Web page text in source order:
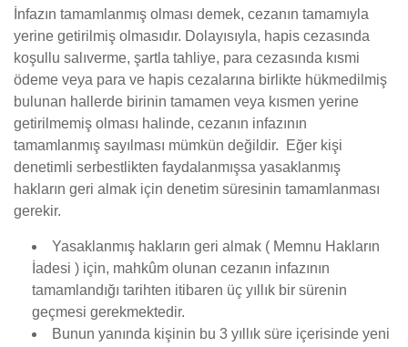
İnfazın tamamlanmış olması demek, cezanın tamamıyla
yerine getirilmiş olmasıdır. Dolayısıyla, hapis cezasında
koşullu salıverme, şartla tahliye, para cezasında kısmi
ödeme veya para ve hapis cezalarına birlikte hükmedilmiş
bulunan hallerde birinin tamamen veya kısmen yerine
getirilmemiş olması halinde, cezanın infazının
tamamlanmış sayılması mümkün değildir. Eğer kişi
denetimli serbestlikten faydalanmışsa yasaklanmış
hakların geri almak için denetim süresinin tamamlanması
gerekir.
Yasaklanmış hakların geri almak ( Memnu Hakların
İadesi ) için, mahkûm olunan cezanın infazının
tamamlandığı tarihten itibaren üç yıllık bir sürenin
geçmesi gerekmektedir.
Bunun yanında kişinin bu 3 yıllık süre içerisinde yeni